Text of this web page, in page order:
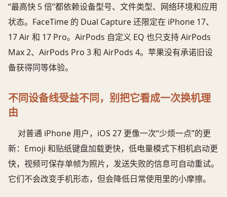
“最高快 5 倍”都依赖设备型号、文件类型、网络环境和应用
状态。FaceTime 的 Dual Capture 还限定在 iPhone 17、
17 Air 和 17 Pro。AirPods 自定义 EQ 也只支持 AirPods
Max 2、AirPods Pro 3 和 AirPods 4。苹果没有承诺旧设
备获得同等体验。
不同设备线受益不同，别把它看成一次换机理
由
对普通 iPhone 用户，iOS 27 更像一次“少烦一点”的更
新：Emoji 和贴纸键盘加载更快，低电量模式下相机启动更
快，视频可保存单帧为照片，发送失败的信息可自动重试。
它们不会改变手机形态，但会降低日常使用里的小摩擦。